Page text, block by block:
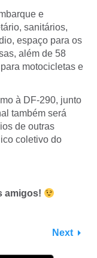
e
sanitários,
espaço para os
além de 58
motocicletas e
à DF-290, junto
também será
de outras
coletivo do
amigos!
Next